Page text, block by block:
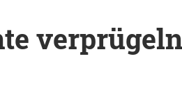
verprügeln